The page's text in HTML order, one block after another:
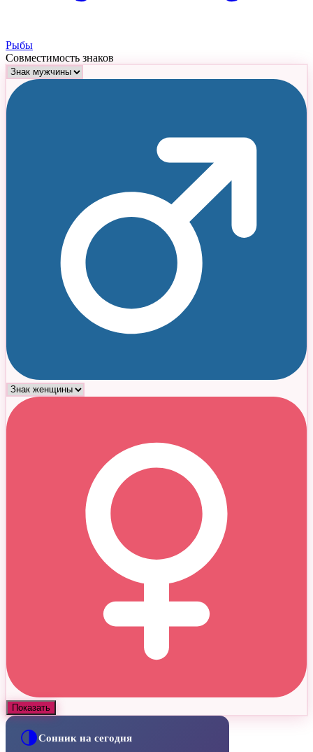
Рыбы
Совместимость знаков
Показать
🌗Сонник на сегодня